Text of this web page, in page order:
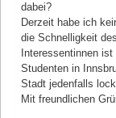
dabei?
Derzeit habe ich
die Schnelligkeit
Interessentinnen
Studenten in
Stadt jedenfalls
Mit freundlichen